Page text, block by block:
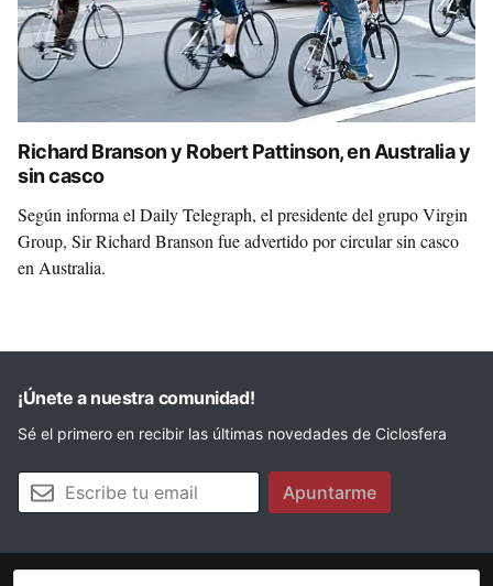
Richard Branson y Robert Pattinson, en Australia y
sin casco
Según informa el Daily Telegraph, el presidente del grupo Virgin
Group, Sir Richard Branson fue advertido por circular sin casco
en Australia.
¡Únete a nuestra comunidad!
Sé el primero en recibir las últimas novedades de Ciclosfera
Tu email Apuntarme